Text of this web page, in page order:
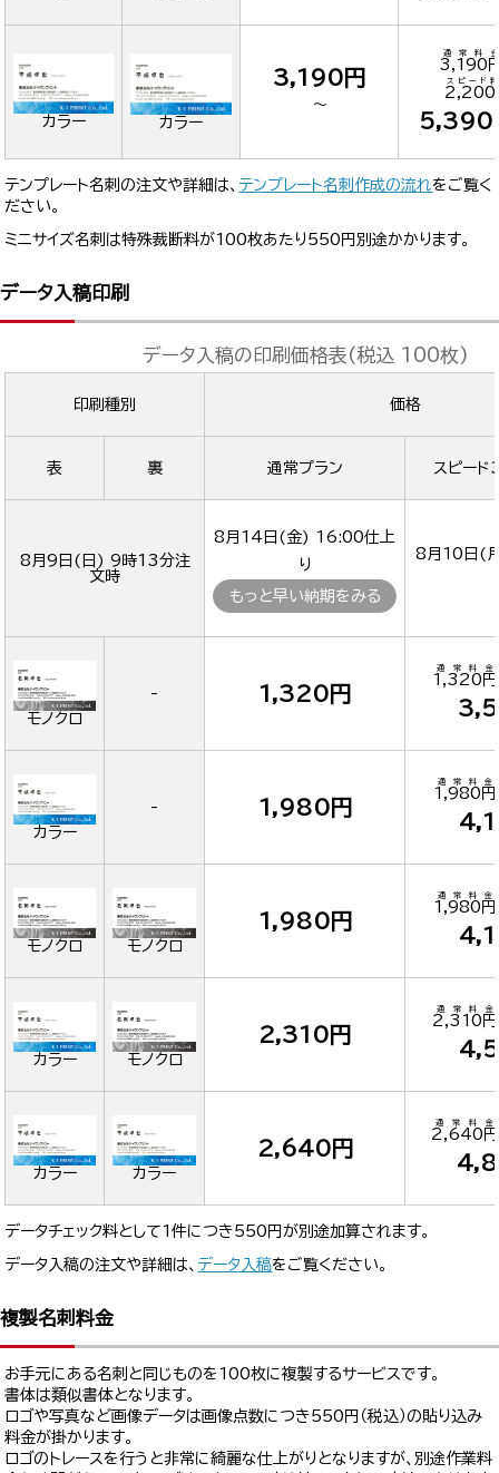
カラー カラー
3,190円
～
3,190
通常料金
2,200
スピード
5,390
テンプレート名刺の注文や詳細は、 テンプレート名刺作成の流れをご覧く
ださい。
ミニサイズ名刺は特殊裁断料が100枚あたり550円別途かかります。
データ入稿印刷
データ入稿の印刷価格表(税込 100枚)
印刷種別 価格
表 裏 通常プラン スピード
8月9日(日) 9時13分注
文時
8月14日(金) 16:00仕上
り
もっと早い納期をみる
8月10日(
モノクロ
- 1,320円
1,320円
通常料金
カラー
- 1,980円
1,980円
通常料金
モノクロ モノクロ
1,980円
1,980円
通常料金
カラー モノクロ
2,310円
2,310円
通常料金
カラー カラー
2,640円
2,640円
通常料金
データチェック料として1件につき550円が別途加算されます。
データ入稿の注文や詳細は、 データ入稿をご覧ください。
複製名刺料金
お手元にある名刺と同じものを100枚に複製するサービスです。
書体は類似書体となります。
ロゴや写真など画像データは画像点数につき550円（税込）の貼り込み
料金が掛かります。
ロゴのトレースを行うと非常に綺麗な仕上がりとなりますが、別途作業料